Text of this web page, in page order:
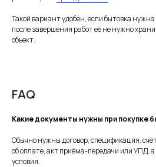
Такой вариант удобен, если бытовка
после завершения работ её не нужно
объект.
FAQ
Какие документы нужны при покупке
Обычно нужны договор, спецификация,
об оплате, акт приёма-передачи или УПД,
условия.